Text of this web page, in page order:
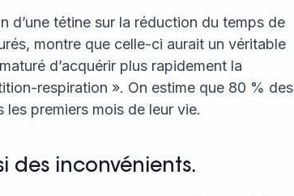
d’une tétine sur la réduction du temps de
montre que celle-ci aurait un véritable
d’acquérir plus rapidement la
respiration ». On estime que 80 % des
premiers mois de leur vie.
des inconvénients.